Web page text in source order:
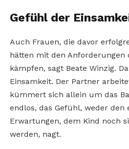
Gefühl der
Auch Frauen, die davor
hätten mit den Anforderungen
kämpfen, sagt Beate Winzig.
Einsamkeit. Der Partner
kümmert sich allein um das
endlos, das Gefühl, weder den
Erwartungen, dem Kind noch
werden, nagt.